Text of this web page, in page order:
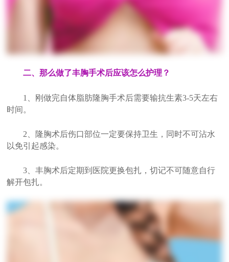
二、那么做了丰胸手术后应该怎么护理？
1、刚做完自体脂肪隆胸手术后需要输抗生素3-5天左右
时间。
2、隆胸术后伤口部位一定要保持卫生，同时不可沾水
以免引起感染。
3、丰胸术后定期到医院更换包扎，切记不可随意自行
解开包扎。